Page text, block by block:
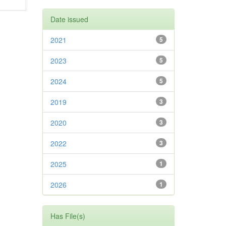
Date issued
5
2021
5
2023
5
2024
3
2019
3
2020
3
2022
1
2025
1
2026
Has File(s)